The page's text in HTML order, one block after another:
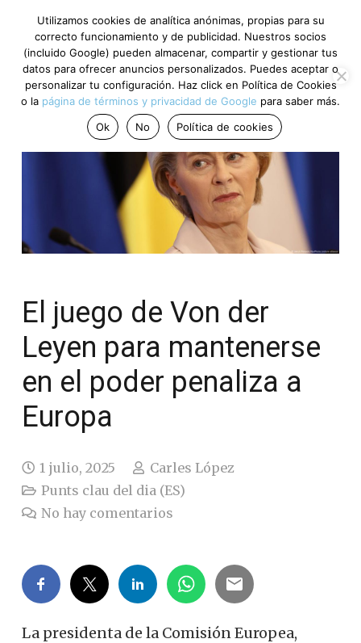
El juego de Von der
Leyen para mantenerse
en el poder penaliza a
Europa
1 julio, 2025
Carles López
Punts clau del dia (ES)
No hay comentarios
La presidenta de la Comisión Europea,
Utilizamos cookies de analítica anónimas, propias para su
correcto funcionamiento y de publicidad. Nuestros socios
(incluido Google) pueden almacenar, compartir y gestionar tus
datos para ofrecer anuncios personalizados. Puedes aceptar o
personalizar tu configuración. Haz click en Política de Cookies
o la página de términos y privacidad de Google para saber más.
Ok
No Política de cookies